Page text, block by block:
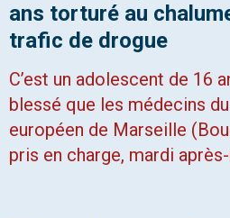
ans torturé au
trafic de drogue
C’est un adolescent de 16
blessé que les médecins
européen de Marseille
pris en charge, mardi